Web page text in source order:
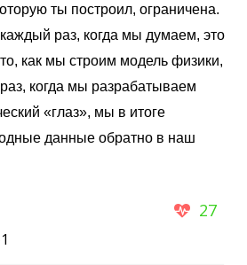
ты построил, ограничена.
раз, когда мы думаем, это
как мы строим модель физики,
когда мы разрабатываем
«глаз», мы в итоге
данные обратно в наш
27